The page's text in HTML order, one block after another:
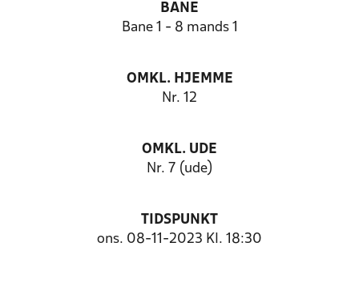
BANE
Bane 1 - 8 mands 1
OMKL. HJEMME
Nr. 12
OMKL. UDE
Nr. 7 (ude)
TIDSPUNKT
ons. 08-11-2023 Kl. 18:30